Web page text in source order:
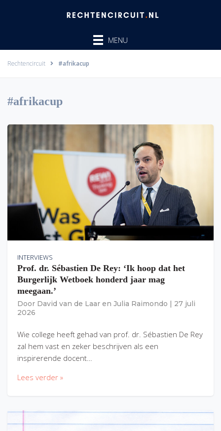
MENU
Rechtencircuit #afrikacup
#afrikacup
INTERVIEWS
Prof. dr. Sébastien De Rey: ‘Ik hoop dat het
Burgerlijk Wetboek honderd jaar mag
meegaan.’
Door David van de Laar en Julia Raimondo
27 juli
2026
Wie college heeft gehad van prof. dr. Sébastien De Rey
zal hem vast en zeker beschrijven als een
inspirerende docent…
Lees verder »